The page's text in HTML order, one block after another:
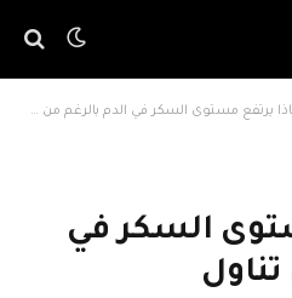
يرتفع مستوى السكر في الدم بالرغم من تناول الأنسولين؟.. اعرف السر
السكر في